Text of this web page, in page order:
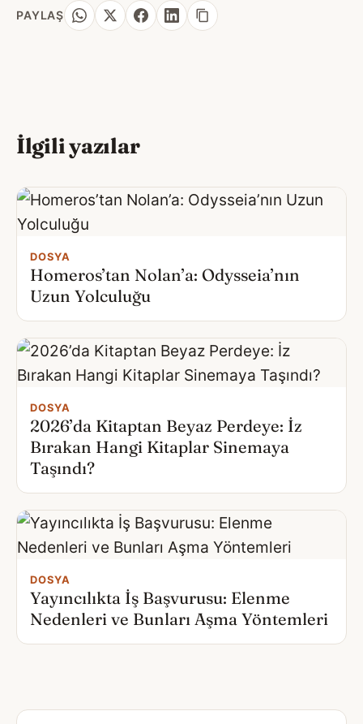
PAYLAŞ
İlgili yazılar
DOSYA
Homeros’tan Nolan’a: Odysseia’nın
Uzun Yolculuğu
DOSYA
2026’da Kitaptan Beyaz Perdeye: İz
Bırakan Hangi Kitaplar Sinemaya
Taşındı?
DOSYA
Yayıncılıkta İş Başvurusu: Elenme
Nedenleri ve Bunları Aşma Yöntemleri